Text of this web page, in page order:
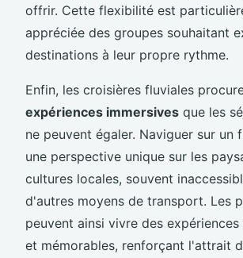
offrir. Cette flexibilité est
appréciée des groupes souhaitant
destinations à leur propre rythme.
Enfin, les croisières fluviales
expériences immersives que les
ne peuvent égaler. Naviguer sur un
une perspective unique sur les
cultures locales, souvent
d'autres moyens de transport. Les
peuvent ainsi vivre des
et mémorables, renforçant l'attrait